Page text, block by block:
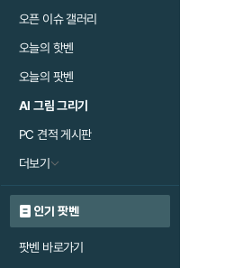
오픈 이슈 갤러리
오늘의 핫벤
오늘의 팟벤
AI 그림 그리기
PC 견적 게시판
더보기
인기 팟벤
팟벤 바로가기